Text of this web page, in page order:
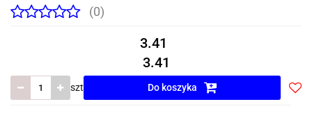
(0)
3.41
3.41
szt Do koszyka